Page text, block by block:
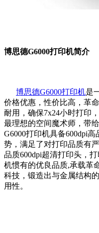
博思德G6000打印机简介
博思德G6000打印机是
价格优惠，性价比高，革
耐用，确保7x24小时打印
最理想的空间魔术师，带
G6000打印机具备600dpi
势，满足了对打印品质有
品质600dpi超清打印头，
机惯有的优良品质,承载革
科技，锻造出与金属结构
用性。